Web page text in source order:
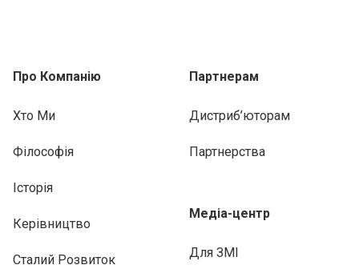
Про Компанію
Хто Ми
Філософія
Історія
Керівництво
Сталий Розвиток
Партнерам
Дистриб’юторам
Партнерства
Медіа-центр
Для ЗМІ